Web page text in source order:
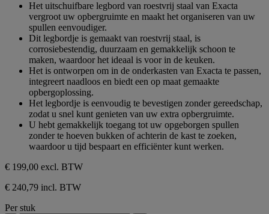
sterren.
Het uitschuifbare legbord van roestvrij staal van Exacta
vergroot uw opbergruimte en maakt het organiseren van uw
spullen eenvoudiger.
Dit legbordje is gemaakt van roestvrij staal, is
corrosiebestendig, duurzaam en gemakkelijk schoon te
maken, waardoor het ideaal is voor in de keuken.
Het is ontworpen om in de onderkasten van Exacta te passen,
integreert naadloos en biedt een op maat gemaakte
opbergoplossing.
Het legbordje is eenvoudig te bevestigen zonder gereedschap,
zodat u snel kunt genieten van uw extra opbergruimte.
U hebt gemakkelijk toegang tot uw opgeborgen spullen
zonder te hoeven bukken of achterin de kast te zoeken,
waardoor u tijd bespaart en efficiënter kunt werken.
€ 199,00 excl. BTW
€ 240,79 incl. BTW
Per stuk